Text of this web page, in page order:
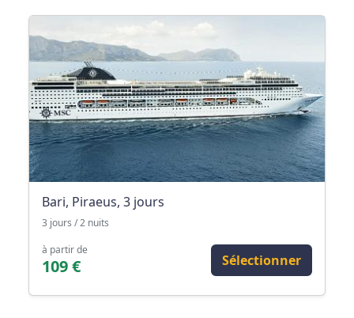
Bari, Piraeus, 3 jours
3 jours / 2 nuits
à partir de
109 € Sélectionner